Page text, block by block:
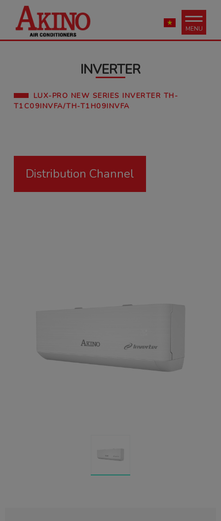
MENU
INVERTER
LUX-PRO NEW SERIES INVERTER TH-
T1C09INVFA/TH-T1H09INVFA
Distribution Channel